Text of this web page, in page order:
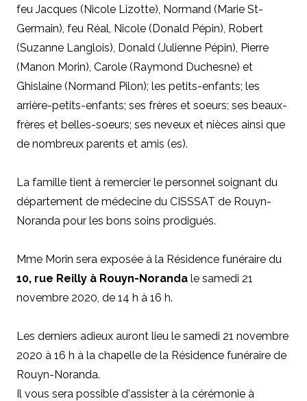
feu Jacques (Nicole Lizotte), Normand (Marie St-
Germain), feu Réal, Nicole (Donald Pépin), Robert
(Suzanne Langlois), Donald (Julienne Pépin), Pierre
(Manon Morin), Carole (Raymond Duchesne) et
Ghislaine (Normand Pilon); les petits-enfants; les
arrière-petits-enfants; ses frères et soeurs; ses beaux-
frères et belles-soeurs; ses neveux et nièces ainsi que
de nombreux parents et amis (es).
La famille tient à remercier le personnel soignant du
département de médecine du CISSSAT de Rouyn-
Noranda pour les bons soins prodigués.
Mme Morin sera exposée à la Résidence funéraire du
10, rue Reilly à Rouyn-Noranda le samedi 21
novembre 2020, de 14 h à 16 h.
Les derniers adieux auront lieu le samedi 21 novembre
2020 à 16 h à la chapelle de la Résidence funéraire de
Rouyn-Noranda.
Il vous sera possible d'assister à la cérémonie à